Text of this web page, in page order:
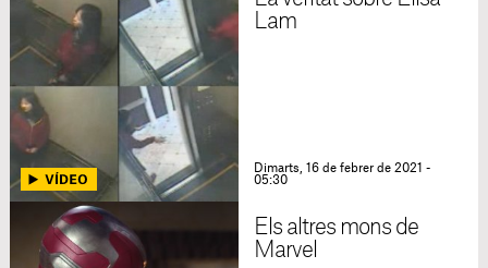
Lam
Dimarts, 16 de febrer de 2021 -
05:30
Els altres mons de
Marvel